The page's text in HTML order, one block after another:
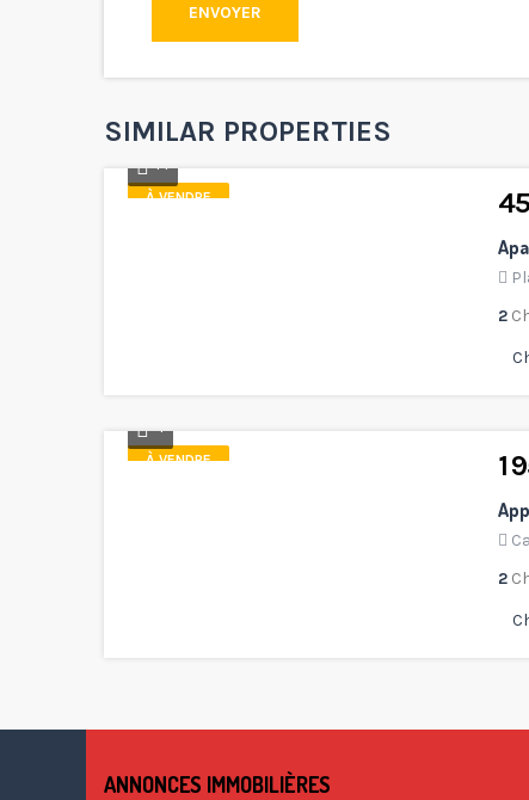
ENVOYER
SIMILAR PROPERTIES
À VENDRE
14
2
À VENDRE
4
1
2
ANNONCES IMMOBILIÈRES